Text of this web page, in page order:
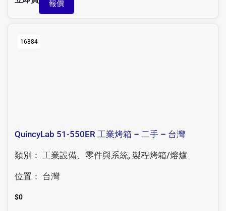
報價
16884
QuincyLab 51-550ER 工業烤箱 – 二手 – 台灣
類別： 工業設備、零件與系統, 製程烤箱/熔爐
位置： 台灣
$0